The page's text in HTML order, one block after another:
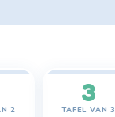
2
3
TAFEL VAN 3